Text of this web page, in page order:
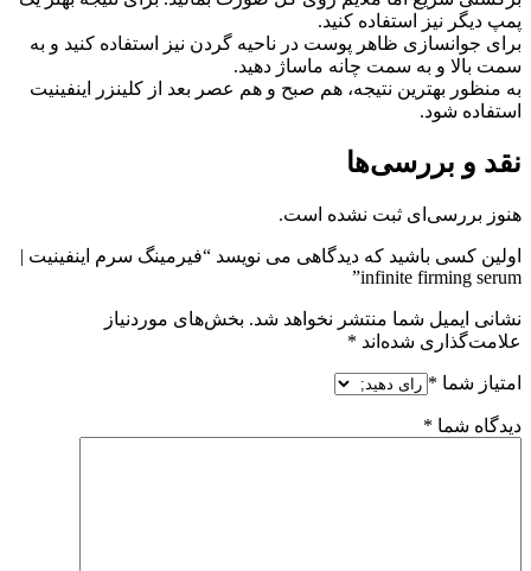
پمپ دیگر نیز استفاده کنید.
برای جوانسازی ظاهر پوست در ناحیه گردن نیز استفاده کنید و به
سمت بالا و به سمت چانه ماساژ دهید.
به منظور بهترین نتیجه، هم صبح و هم عصر بعد از کلینزر اینفینیت
استفاده شود.
نقد و بررسی‌ها
هنوز بررسی‌ای ثبت نشده است.
اولین کسی باشید که دیدگاهی می نویسد “فیرمینگ سرم اینفینیت |
infinite firming serum”
نشانی ایمیل شما منتشر نخواهد شد. بخش‌های موردنیاز
علامت‌گذاری شده‌اند *
امتیاز شما *
دیدگاه شما *